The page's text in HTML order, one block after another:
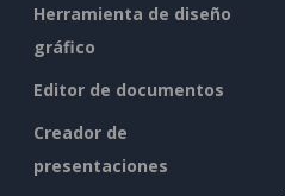
Herramienta de diseño
gráfico
Editor de documentos
Creador de
presentaciones